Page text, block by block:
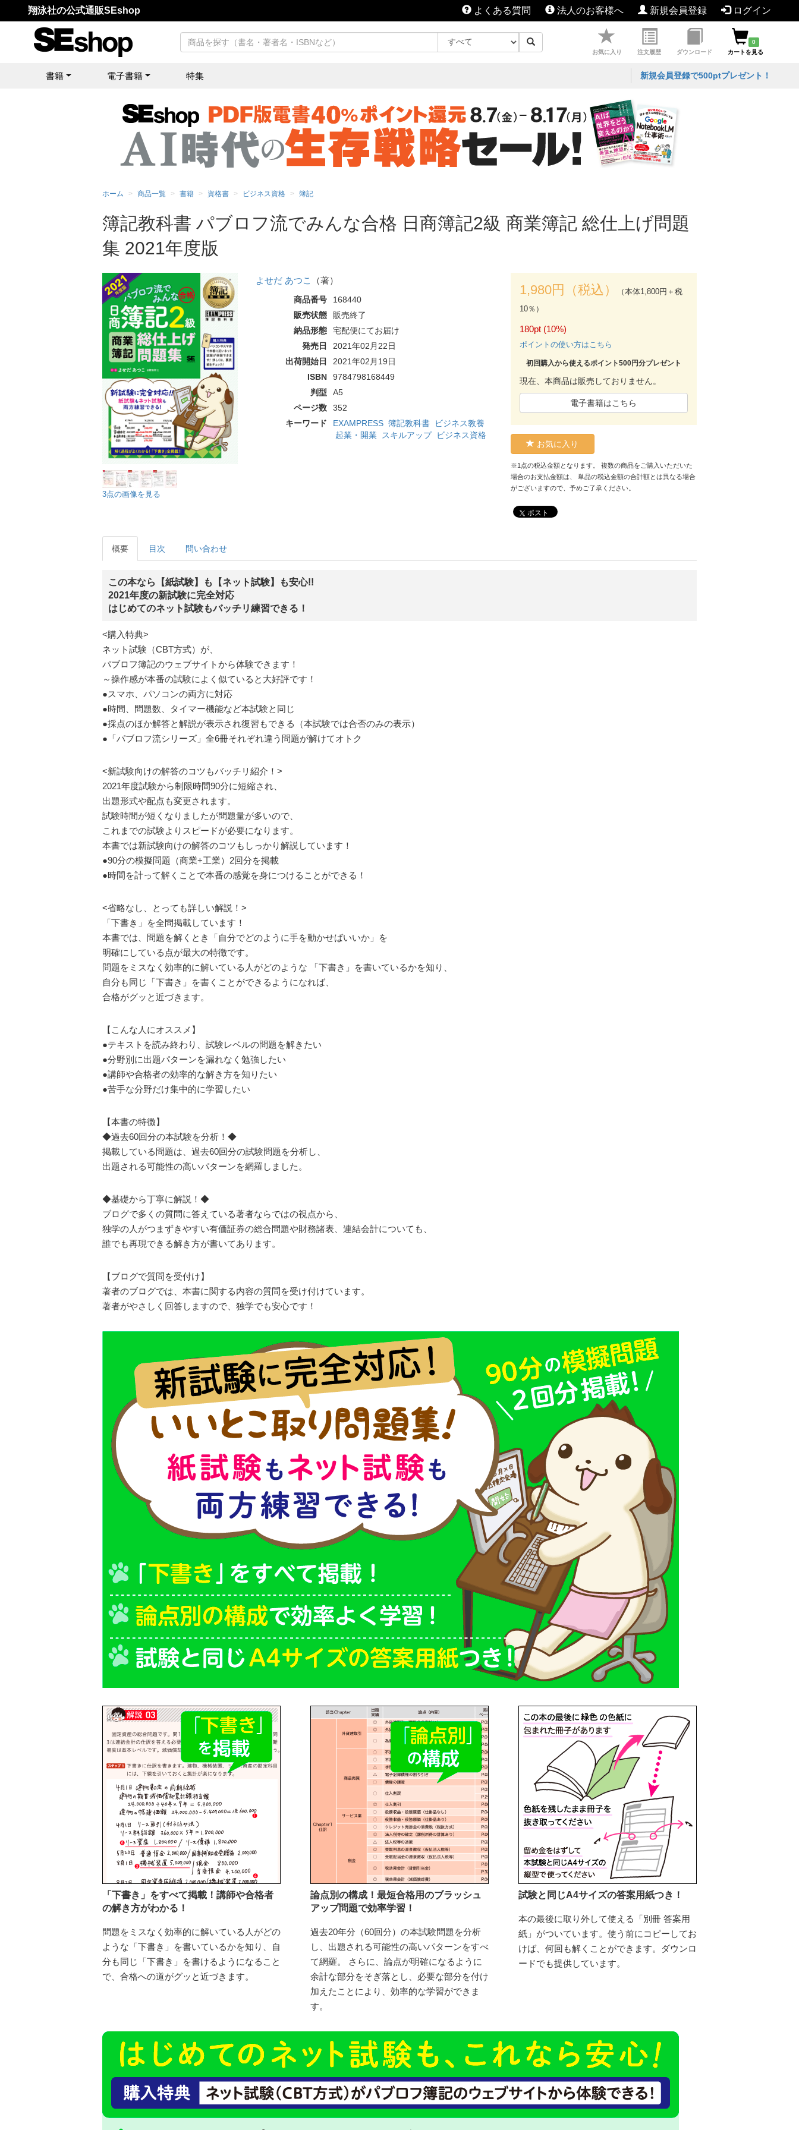
翔泳社の公式通販SEshop よくある質問 法人のお客様へ 新規会員登録 ログイン
お気に入り 注文履歴 ダウンロード
0
カートを見る
書籍 電子書籍 特集 新規会員登録で500ptプレゼント！
ホーム 商品一覧 書籍 資格書 ビジネス資格 簿記
簿記教科書 パブロフ流でみんな合格 日商簿記2級 商業簿記 総仕上げ問題
集 2021年度版
3点の画像を見る
よせだ あつこ （著）
商品番号
168440
販売状態
販売終了
納品形態
宅配便にてお届け
発売日
2021年02月22日
出荷開始日
2021年02月19日
ISBN
9784798168449
判型
A5
ページ数
352
キーワード
EXAMPRESS 簿記教科書
ビジネス教養
起業・開業
スキルアップ ビジネス資格
1,980円（税込）
（本体1,800円＋税
10％）
180pt (10%)
ポイントの使い方はこちら
初回購入から使えるポイント500円分プレゼント
現在、本商品は販売しておりません。
電子書籍はこちら
お気に入り
※1点の税込金額となります。 複数の商品をご購入いただいた
場合のお支払金額は、 単品の税込金額の合計額とは異なる場合
がございますので、予めご了承ください。
ポスト
概要 目次 問い合わせ
この本なら【紙試験】も【ネット試験】も安心!!
2021年度の新試験に完全対応
はじめてのネット試験もバッチリ練習できる！
<購入特典>
ネット試験（CBT方式）が、
パブロフ簿記のウェブサイトから体験できます！
～操作感が本番の試験によく似ていると大好評です！
●スマホ、パソコンの両方に対応
●時間、問題数、タイマー機能など本試験と同じ
●採点のほか解答と解説が表示され復習もできる（本試験では合否のみの表示）
●「パブロフ流シリーズ」全6冊それぞれ違う問題が解けてオトク
<新試験向けの解答のコツもバッチリ紹介！>
2021年度試験から制限時間90分に短縮され、
出題形式や配点も変更されます。
試験時間が短くなりましたが問題量が多いので、
これまでの試験よりスピードが必要になります。
本書では新試験向けの解答のコツもしっかり解説しています！
●90分の模擬問題（商業+工業）2回分を掲載
●時間を計って解くことで本番の感覚を身につけることができる！
<省略なし、とっても詳しい解説！>
「下書き」を全問掲載しています！
本書では、問題を解くとき「自分でどのように手を動かせばいいか」を
明確にしている点が最大の特徴です。
問題をミスなく効率的に解いている人がどのような 「下書き」を書いているかを知り、
自分も同じ「下書き」を書くことができるようになれば、
合格がグッと近づきます。
【こんな人にオススメ】
●テキストを読み終わり、試験レベルの問題を解きたい
●分野別に出題パターンを漏れなく勉強したい
●講師や合格者の効率的な解き方を知りたい
●苦手な分野だけ集中的に学習したい
【本書の特徴】
◆過去60回分の本試験を分析！◆
掲載している問題は、過去60回分の試験問題を分析し、
出題される可能性の高いパターンを網羅しました。
◆基礎から丁寧に解説！◆
ブログで多くの質問に答えている著者ならではの視点から、
独学の人がつまずきやすい有価証券の総合問題や財務諸表、連結会計についても、
誰でも再現できる解き方が書いてあります。
【ブログで質問を受付け】
著者のブログでは、本書に関する内容の質問を受け付けています。
著者がやさしく回答しますので、独学でも安心です！
「下書き」をすべて掲載！講師や合格者
の解き方がわかる！
問題をミスなく効率的に解いている人がどの
ような「下書き」を書いているかを知り、自
分も同じ「下書き」を書けるようになること
で、合格への道がグッと近づきます。
論点別の構成！最短合格用のブラッシュ
アップ問題で効率学習！
過去20年分（60回分）の本試験問題を分析
し、出題される可能性の高いパターンをすべ
て網羅。 さらに、論点が明確になるように
余計な部分をそぎ落とし、必要な部分を付け
加えたことにより、効率的な学習ができま
す。
試験と同じA4サイズの答案用紙つき！
本の最後に取り外して使える「別冊 答案用
紙」がついています。使う前にコピーしてお
けば、何回も解くことができます。ダウンロ
ードでも提供しています。